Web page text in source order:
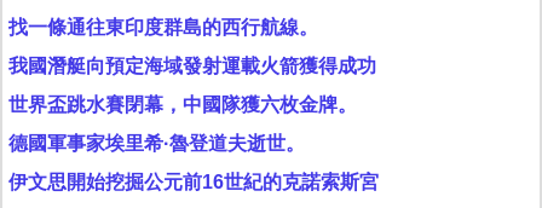
找一條通往東印度群島的西行航線。
我國潛艇向預定海域發射運載火箭獲得成功
世界盃跳水賽閉幕，中國隊獲六枚金牌。
德國軍事家埃里希·魯登道夫逝世。
伊文思開始挖掘公元前16世紀的克諾索斯宮